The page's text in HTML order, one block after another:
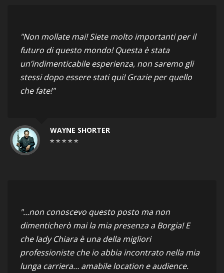
"Non mollate mai! Siete molto importanti per il
futuro di questo mondo! Questa è stata
un’indimenticabile esperienza, non saremo gli
stessi dopo essere stati qui! Grazie per quello
che fate!"
WAYNE SHORTER
"…non conoscevo questo posto ma non
dimenticherò mai la mia presenza a Borgia! E
che lady Chiara è una della migliori
professioniste che io abbia incontrato nella mia
lunga carriera… amabile location e audience.